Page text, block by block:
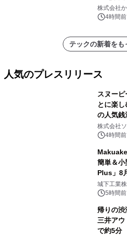
株式会社
4時間前
テックの新着をも
人気のプレスリリース
スヌー
とに楽
の人気銭
ラボレ
ボグッズ
株式会社
4時間前
簡単＆小
Plus」8
ーブル1
ぐっと豊
城下工業
5時間前
帰りの渋
三井ア
で約5分